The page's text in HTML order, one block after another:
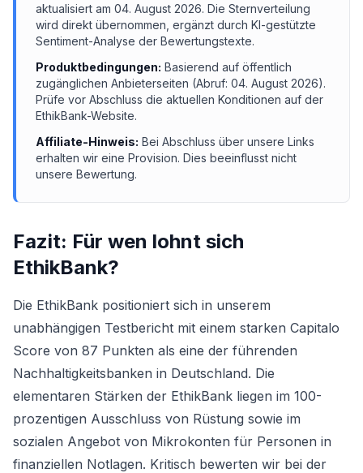
aktualisiert am 04. August 2026. Die Sternverteilung
wird direkt übernommen, ergänzt durch KI-gestützte
Sentiment-Analyse der Bewertungstexte.
Produktbedingungen: Basierend auf öffentlich
zugänglichen Anbieterseiten (Abruf: 04. August 2026).
Prüfe vor Abschluss die aktuellen Konditionen auf der
EthikBank-Website.
Affiliate-Hinweis: Bei Abschluss über unsere Links
erhalten wir eine Provision. Dies beeinflusst nicht
unsere Bewertung.
Fazit: Für wen lohnt sich
EthikBank?
Die EthikBank positioniert sich in unserem
unabhängigen Testbericht mit einem starken Capitalo
Score von 87 Punkten als eine der führenden
Nachhaltigkeitsbanken in Deutschland. Die
elementaren Stärken der EthikBank liegen im 100-
prozentigen Ausschluss von Rüstung sowie im
sozialen Angebot von Mikrokonten für Personen in
finanziellen Notlagen. Kritisch bewerten wir bei der